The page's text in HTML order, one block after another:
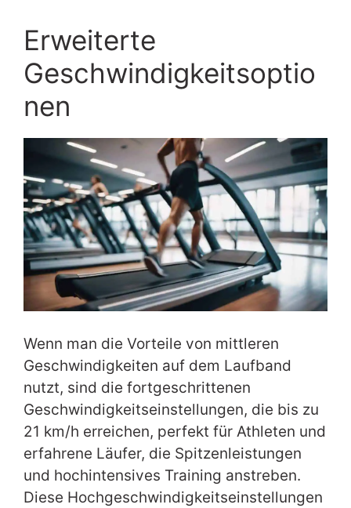
Erweiterte
Geschwindigkeitsoptio
nen
Wenn man die Vorteile von mittleren
Geschwindigkeiten auf dem Laufband
nutzt, sind die fortgeschrittenen
Geschwindigkeitseinstellungen, die bis zu
21 km/h erreichen, perfekt für Athleten und
erfahrene Läufer, die Spitzenleistungen
und hochintensives Training anstreben.
Diese Hochgeschwindigkeitseinstellungen